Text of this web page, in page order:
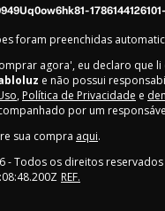
foram preenchidas
agora', eu declaro que
e não possui
, Política de Privacidade e
por um
sua compra aqui.
- Todos os direitos reservados
REF.